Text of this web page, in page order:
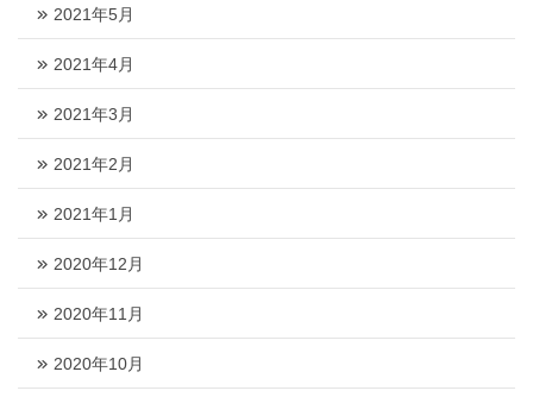
2021年5月
2021年4月
2021年3月
2021年2月
2021年1月
2020年12月
2020年11月
2020年10月